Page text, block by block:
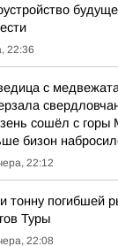
22:36
с
сошёл с горы
бизон
22:12
тонну погибшей
Туры
22:08